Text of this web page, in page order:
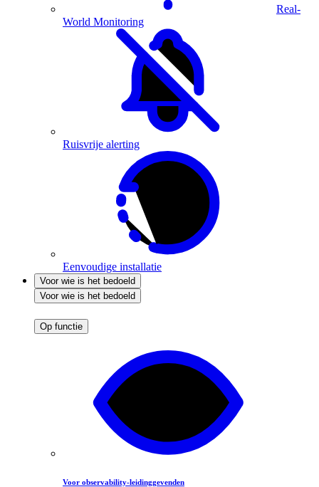
Real-
World Monitoring
Ruisvrije alerting
Eenvoudige installatie
Voor wie is het bedoeld
Voor wie is het bedoeld
Op functie
Voor observability-leidinggevenden